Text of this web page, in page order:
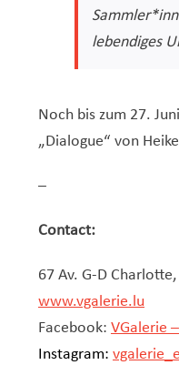
lebendiges
Noch bis zum 27.
„Dialogue“ von
–
Contact:
67 Av. G-D
www.vgalerie.lu
Facebook: VGalerie
Instagram: